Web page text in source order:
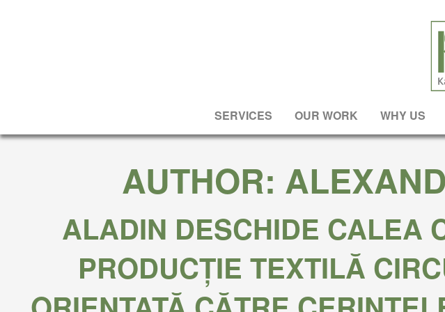
SERVICES OUR WORK WHY US
AUTHOR:
ALADIN DESCHIDE CALEA
PRODUCȚIE TEXTILĂ